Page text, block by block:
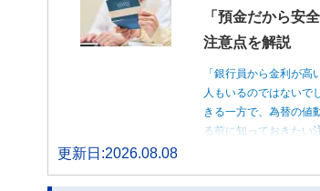
「預金だから安
注意点を解説
「銀行員から金利が
人もいるのではない
きる一方で、為替の値
る前に知っておきたい
更新日:2026.08.08